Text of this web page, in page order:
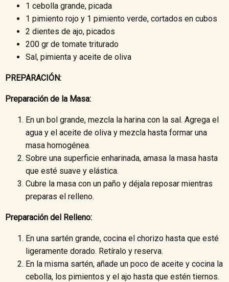
1 cebolla grande, picada
1 pimiento rojo y 1 pimiento verde, cortados en cubos
2 dientes de ajo, picados
200 gr de tomate triturado
Sal, pimienta y aceite de oliva
PREPARACIÓN:
Preparación de la Masa:
En un bol grande, mezcla la harina con la sal. Agrega el
agua y el aceite de oliva y mezcla hasta formar una
masa homogénea.
Sobre una superficie enharinada, amasa la masa hasta
que esté suave y elástica.
Cubre la masa con un paño y déjala reposar mientras
preparas el relleno.
Preparación del Relleno:
En una sartén grande, cocina el chorizo hasta que esté
ligeramente dorado. Retíralo y reserva.
En la misma sartén, añade un poco de aceite y cocina la
cebolla, los pimientos y el ajo hasta que estén tiernos.